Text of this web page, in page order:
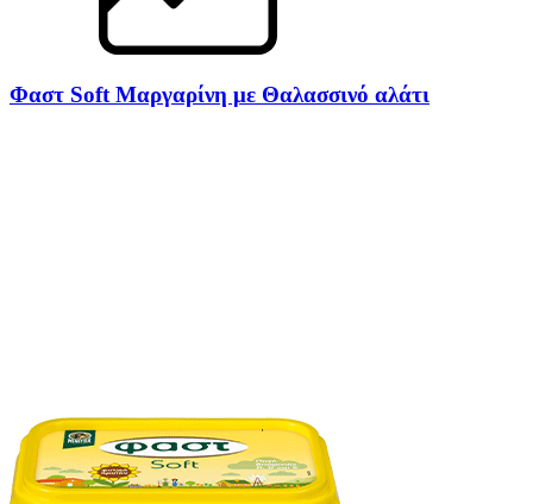
Φαστ Soft Μαργαρίνη με Θαλασσινό αλάτι